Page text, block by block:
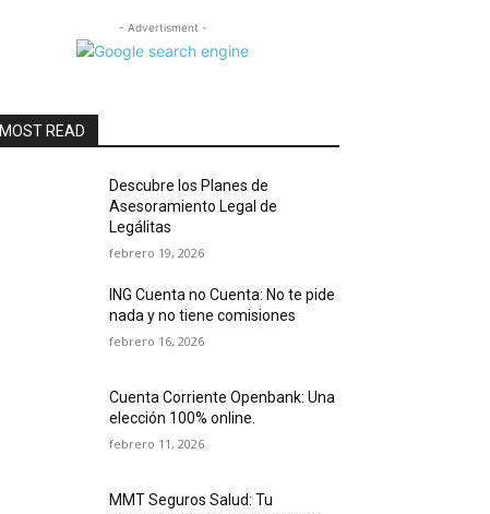
- Advertisment -
MOST READ
Descubre los Planes de
Asesoramiento Legal de
Legálitas
febrero 19, 2026
ING Cuenta no Cuenta: No te pide
nada y no tiene comisiones
febrero 16, 2026
Cuenta Corriente Openbank: Una
elección 100% online.
febrero 11, 2026
MMT Seguros Salud: Tu